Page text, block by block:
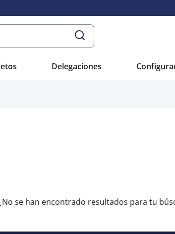
Delegaciones
No se han encontrado resultados para tu